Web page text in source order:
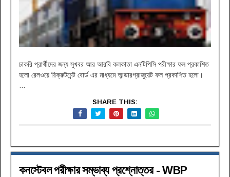
চাকরি প্রার্থীদের জন্য সুখবর আর আরবি কলকাতা এনটিপিসি পরীক্ষার ফল প্রকাশিত
হলো রেলওয়ে রিক্রুটমেন্ট বোর্ড এর মাধ্যমে আন্ডারগ্রাজুয়েট ফল প্রকাশিত হলো।
...
SHARE THIS:
কনস্টেবল পরীক্ষার সম্ভাব্য প্রশ্নোত্তর - WBP